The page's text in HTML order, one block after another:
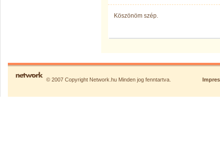
Köszönöm szép.
© 2007 Copyright Network.hu Minden jog fenntartva.